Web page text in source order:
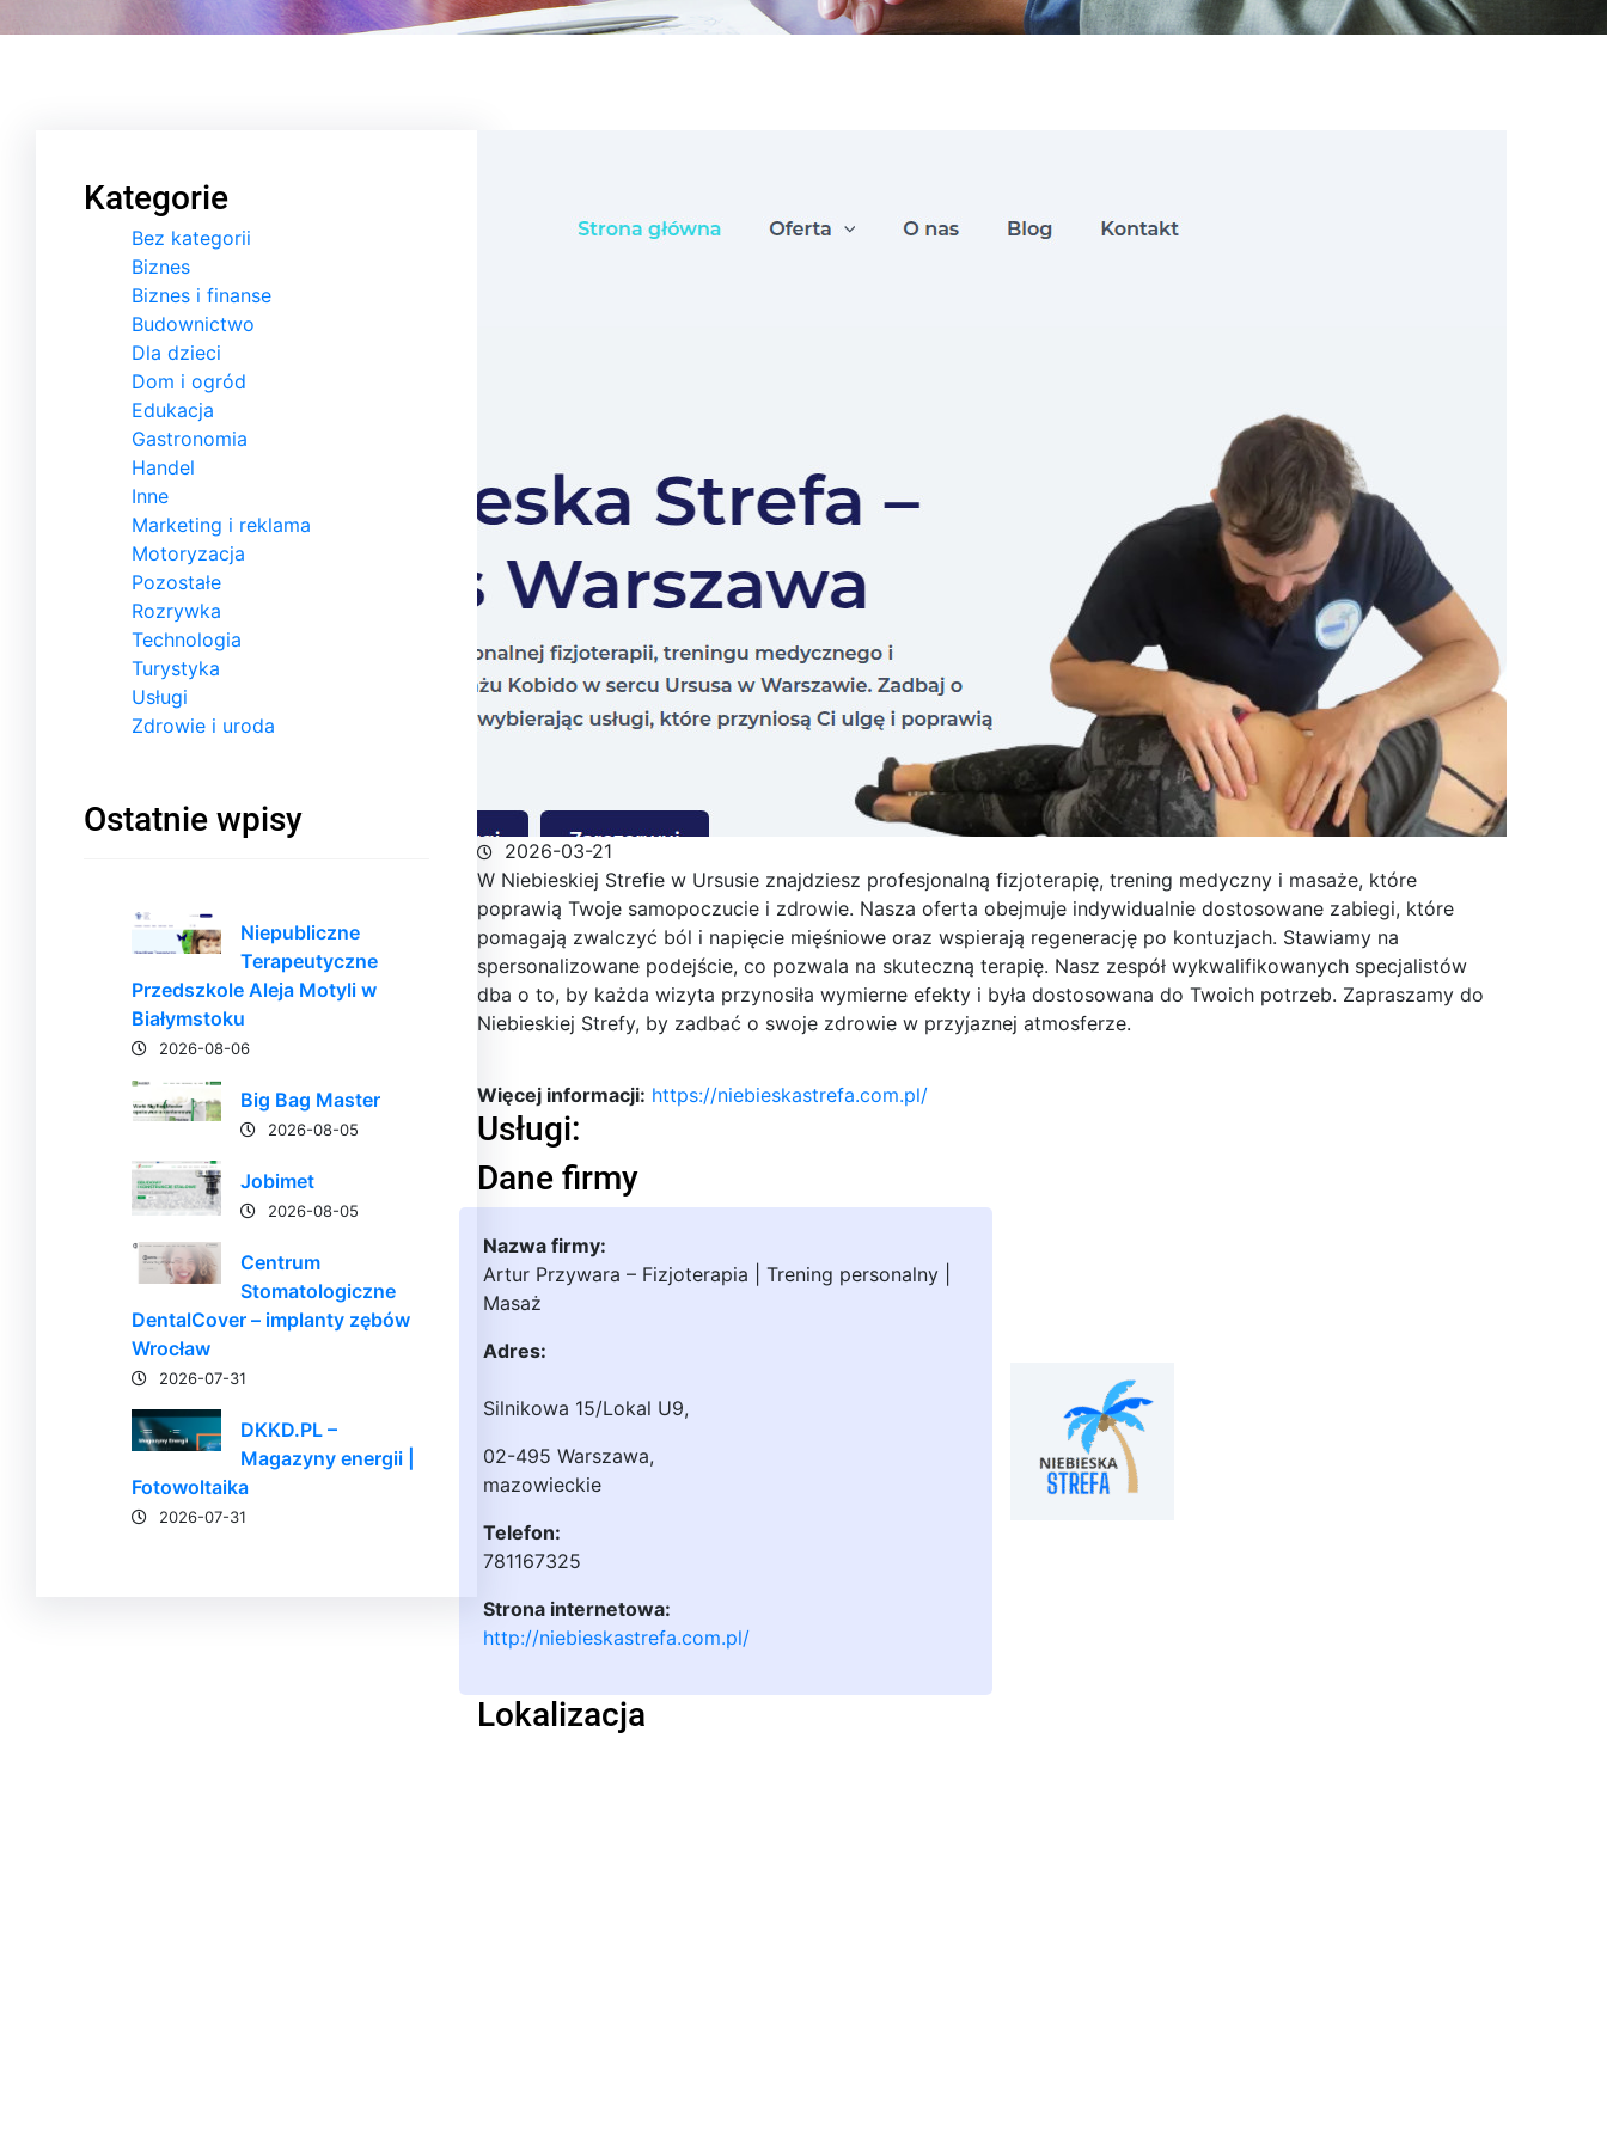
Kategorie
Bez kategorii
Biznes
Biznes i finanse
Budownictwo
Dla dzieci
Dom i ogród
Edukacja
Gastronomia
Handel
Inne
Marketing i reklama
Motoryzacja
Pozostałe
Rozrywka
Technologia
Turystyka
Usługi
Zdrowie i uroda
Ostatnie wpisy
Niepubliczne
Terapeutyczne
Przedszkole Aleja Motyli w
Białymstoku
2026-08-06
Big Bag Master
2026-08-05
Jobimet
2026-08-05
Centrum
Stomatologiczne
DentalCover – implanty zębów
Wrocław
2026-07-31
DKKD.PL –
Magazyny energii |
Fotowoltaika
2026-07-31
2026-03-21
W Niebieskiej Strefie w Ursusie znajdziesz profesjonalną fizjoterapię, trening medyczny i masaże, które
poprawią Twoje samopoczucie i zdrowie. Nasza oferta obejmuje indywidualnie dostosowane zabiegi, które
pomagają zwalczyć ból i napięcie mięśniowe oraz wspierają regenerację po kontuzjach. Stawiamy na
spersonalizowane podejście, co pozwala na skuteczną terapię. Nasz zespół wykwalifikowanych specjalistów
dba o to, by każda wizyta przynosiła wymierne efekty i była dostosowana do Twoich potrzeb. Zapraszamy do
Niebieskiej Strefy, by zadbać o swoje zdrowie w przyjaznej atmosferze.
Więcej informacji: https://niebieskastrefa.com.pl/
Usługi:
Dane firmy
Nazwa firmy:
Artur Przywara – Fizjoterapia | Trening personalny |
Masaż
Adres:
Silnikowa 15/Lokal U9,
02-495 Warszawa,
mazowieckie
Telefon:
781167325
Strona internetowa:
http://niebieskastrefa.com.pl/
Lokalizacja